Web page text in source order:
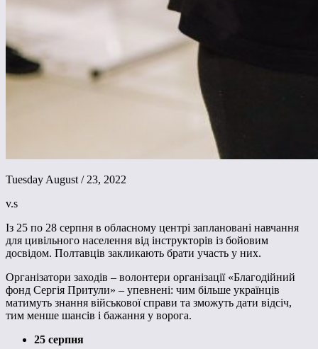
Tuesday August / 23, 2022
v.s
Із 25 по 28 серпня в обласному центрі заплановані навчання
для цивільного населення від інструкторів із бойовим
досвідом. Полтавців закликають брати участь у них.
Організатори заходів – волонтери організації «Благодійний
фонд Сергія Притули» – упевнені: чим більше українців
матимуть знання військової справи та зможуть дати відсіч,
тим менше шансів і бажання у ворога.
25 серпня